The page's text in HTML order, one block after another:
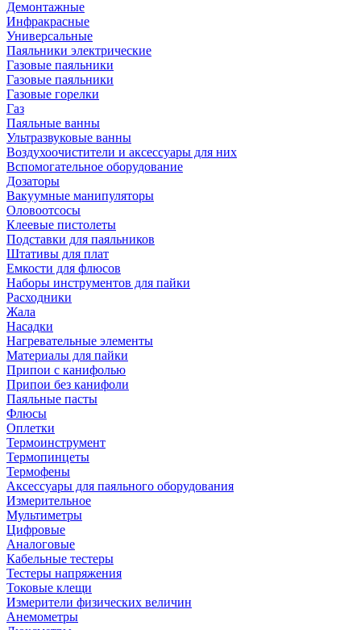
Демонтажные
Инфракрасные
Универсальные
Паяльники электрические
Газовые паяльники
Газовые паяльники
Газовые горелки
Газ
Паяльные ванны
Ультразвуковые ванны
Воздухоочистители и аксессуары для них
Вспомогательное оборудование
Дозаторы
Вакуумные манипуляторы
Оловоотсосы
Клеевые пистолеты
Подставки для паяльников
Штативы для плат
Емкости для флюсов
Наборы инструментов для пайки
Расходники
Жала
Насадки
Нагревательные элементы
Материалы для пайки
Припои с канифолью
Припои без канифоли
Паяльные пасты
Флюсы
Оплетки
Термоинструмент
Термопинцеты
Термофены
Аксессуары для паяльного оборудования
Измерительное
Мультиметры
Цифровые
Аналоговые
Кабельные тестеры
Тестеры напряжения
Токовые клещи
Измерители физических величин
Анемометры